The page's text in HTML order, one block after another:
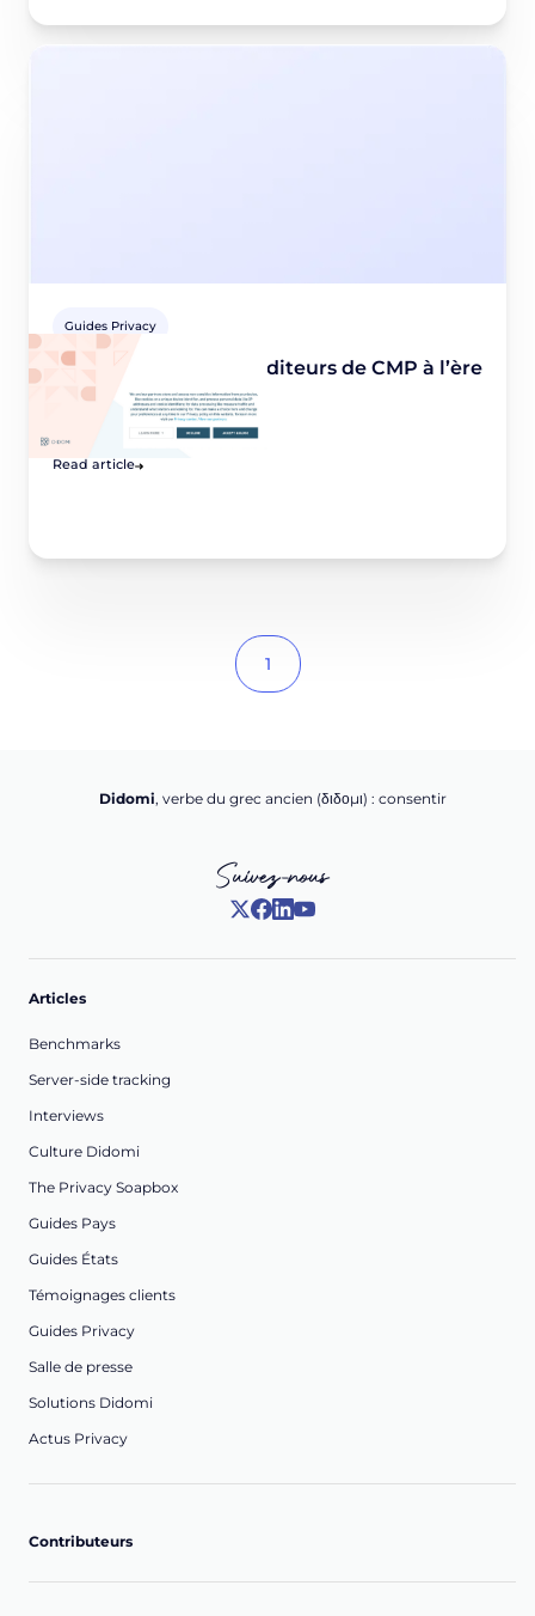
Guides Privacy
Quel avenir pour les éditeurs de CMP à l’ère
du cookieless ?
October 19, 2020
Read article
1
Didomi, verbe du grec ancien (δ‌‌ιδο‌μι) : consentir
Suivez-nous
Articles
Benchmarks
Server-side tracking
Interviews
Culture Didomi
The Privacy Soapbox
Guides Pays
Guides États
Témoignages clients
Guides Privacy
Salle de presse
Solutions Didomi
Actus Privacy
Contributeurs